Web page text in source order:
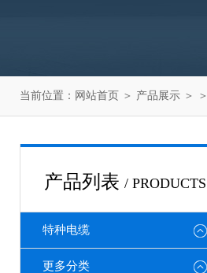
当前位置： 网站首页 ＞ 产品展示 ＞ ＞
产品列表 / PRODUCTS
特种电缆
更多分类